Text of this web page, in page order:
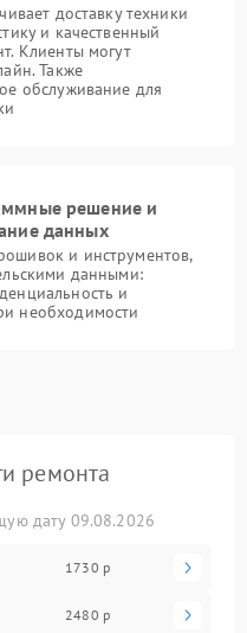
доставку техники
и качественный
Клиенты могут
Также
обслуживание для
решение и
данных
и инструментов,
данными:
и
необходимости
ремонта
дату 09.08.2026
1730 р
2480 р